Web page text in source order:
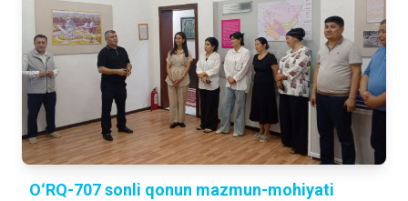
OʻRQ-707 sonli qonun mazmun-mohiyati